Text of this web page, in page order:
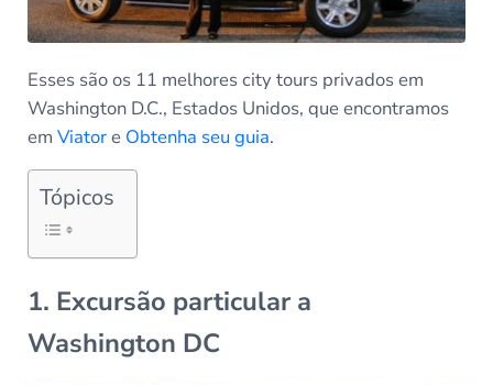
Esses são os 11 melhores city tours privados em
Washington D.C., Estados Unidos, que encontramos
em Viatore Obtenha seu guia.
Tópicos
1. Excursão particular a
Washington DC